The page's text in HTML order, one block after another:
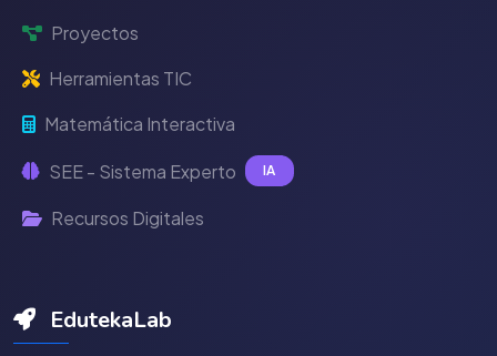
Proyectos
Herramientas TIC
Matemática Interactiva
SEE - Sistema Experto IA
Recursos Digitales
EdutekaLab